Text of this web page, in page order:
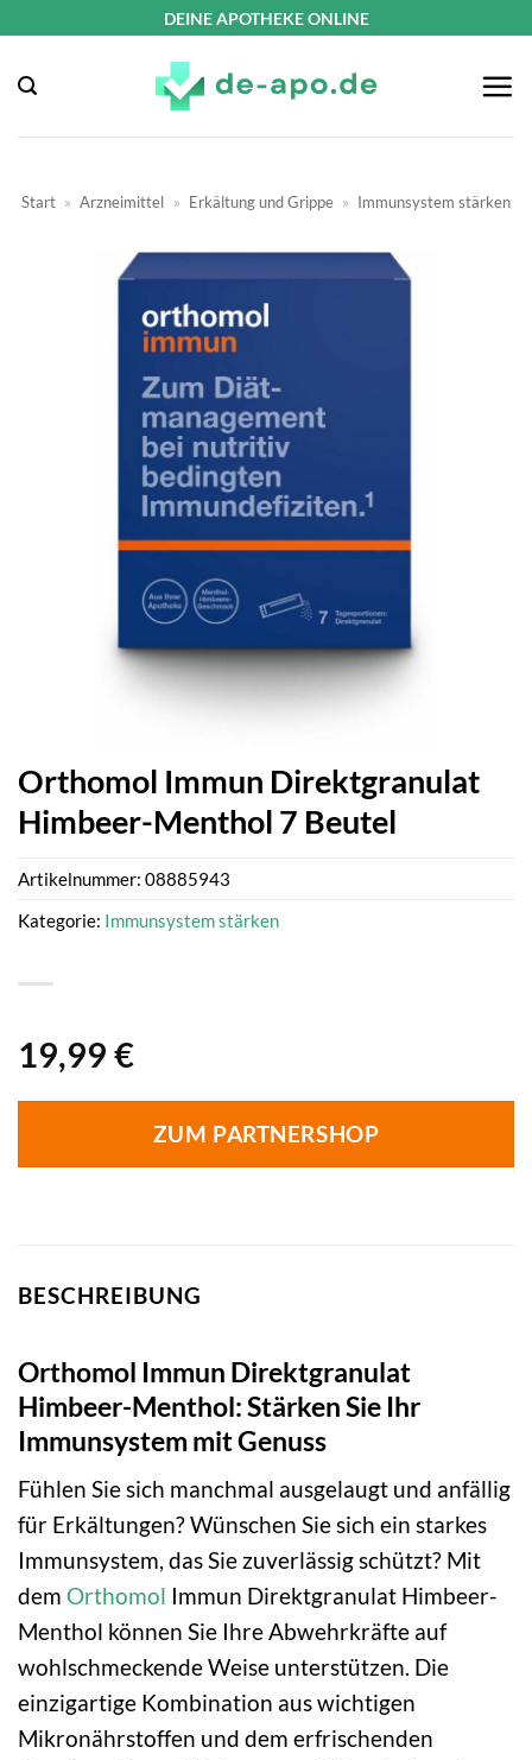
springen
DEINE APOTHEKE ONLINE
Start » Arzneimittel » Erkältung und Grippe » Immunsystem stärken
Orthomol Immun Direktgranulat
Himbeer-Menthol 7 Beutel
19,99 €
ZUM PARTNERSHOP
Artikelnummer: 08885943
Kategorie: Immunsystem stärken
BESCHREIBUNG
Orthomol Immun Direktgranulat
Himbeer-Menthol: Stärken Sie Ihr
Immunsystem mit Genuss
Fühlen Sie sich manchmal ausgelaugt und anfällig
für Erkältungen? Wünschen Sie sich ein starkes
Immunsystem, das Sie zuverlässig schützt? Mit
dem Orthomol Immun Direktgranulat Himbeer-
Menthol können Sie Ihre Abwehrkräfte auf
wohlschmeckende Weise unterstützen. Die
einzigartige Kombination aus wichtigen
Mikronährstoffen und dem erfrischenden